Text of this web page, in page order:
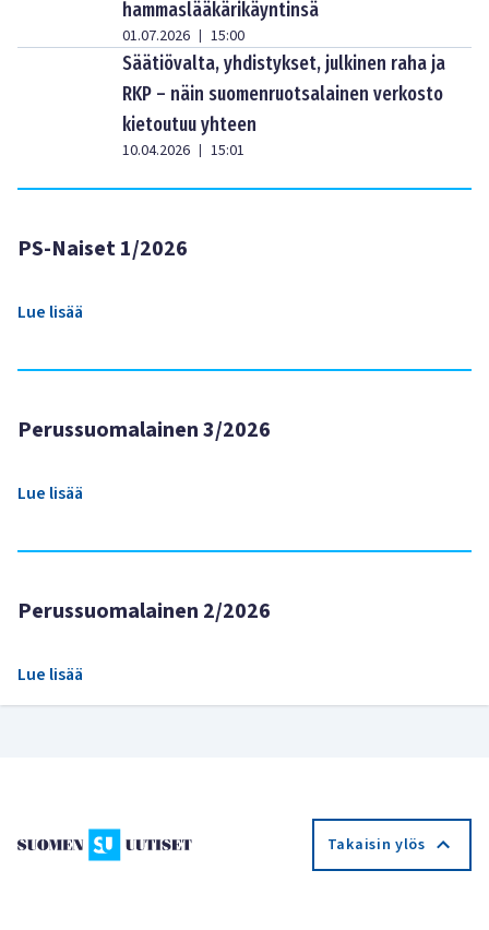
hammaslääkärikäyntinsä
01.07.2026 | 15:00
Säätiövalta, yhdistykset, julkinen raha ja
RKP – näin suomenruotsalainen verkosto
kietoutuu yhteen
10.04.2026 | 15:01
PS-Naiset 1/2026
Lue lisää
Perussuomalainen 3/2026
Lue lisää
Perussuomalainen 2/2026
Lue lisää
Takaisin ylös